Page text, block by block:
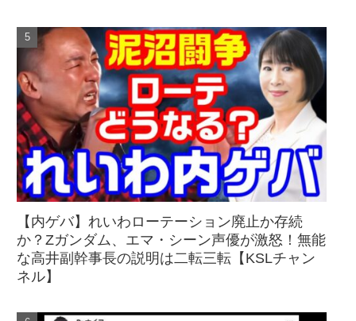
【内ゲバ】れいわローテーション廃止か存続
か？Zガンダム、エマ・シーン声優が激怒！無能
な高井副幹事長の説明は二転三転【KSLチャン
ネル】